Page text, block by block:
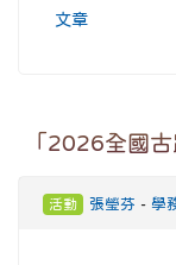
文章
「2026全國古
活動 張瑩芬 - 學